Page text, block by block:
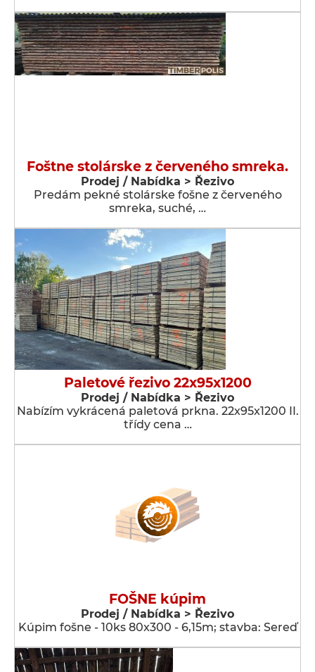
Foštne stolárske z červeného smreka.
Prodej / Nabídka > Řezivo
Predám pekné stolárske fošne z červeného
smreka, suché, …
Paletové řezivo 22x95x1200
Prodej / Nabídka > Řezivo
Nabízím vykrácená paletová prkna. 22x95x1200 II.
třídy cena …
FOŠNE kúpim
Prodej / Nabídka > Řezivo
Kúpim fošne - 10ks 80x300 - 6,15m; stavba: Sereď